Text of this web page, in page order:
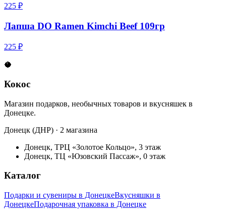
225 ₽
Лапша DO Ramen Kimchi Beef 109гр
225 ₽
🥥
Кокос
Магазин подарков, необычных товаров и вкусняшек в
Донецке.
Донецк (ДНР) · 2 магазина
Донецк, ТРЦ «Золотое Кольцо», 3 этаж
Донецк, ТЦ «Юзовский Пассаж», 0 этаж
Каталог
Подарки и сувениры в ДонецкеВкусняшки в
ДонецкеПодарочная упаковка в Донецке